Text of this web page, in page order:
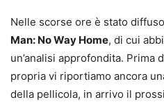
Nelle scorse ore è stato
Man: No Way Home, di cui
un’analisi approfondita. Prima
propria vi riportiamo ancora
della pellicola, in arrivo il